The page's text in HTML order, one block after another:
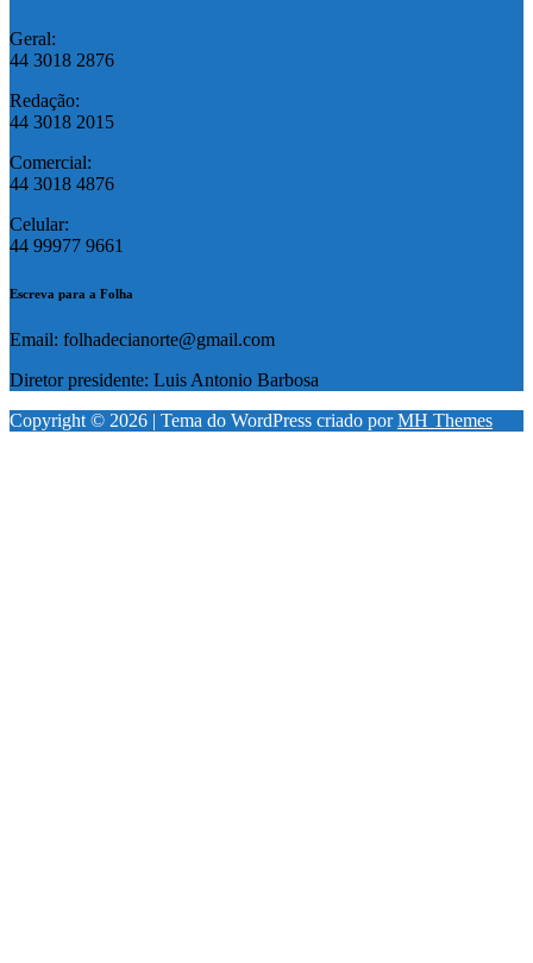
Geral:
44 3018 2876
Redação:
44 3018 2015
Comercial:
44 3018 4876
Celular:
44 99977 9661
Escreva para a Folha
Email: folhadecianorte@gmail.com
Diretor presidente: Luis Antonio Barbosa
Copyright © 2026 | Tema do WordPress criado porMH Themes